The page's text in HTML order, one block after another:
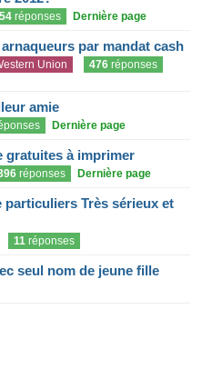
54 réponses Dernière page
par mandat cash
Union 476 réponses
amie
Dernière page
gratuites à imprimer
réponses Dernière page
particuliers Très sérieux et
11 réponses
seul nom de jeune fille